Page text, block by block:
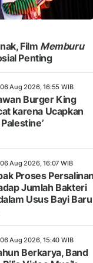
Film Memburu
Penting
Aug 2026, 16:55 WIB
Burger King
karena Ucapkan
Palestine’
Aug 2026, 16:07 WIB
Proses Persalinan
Jumlah Bakteri
Usus Bayi Baru
Aug 2026, 15:40 WIB
Berkarya, Band